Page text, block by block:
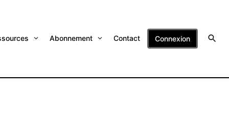
Abonnement Contact Connexion